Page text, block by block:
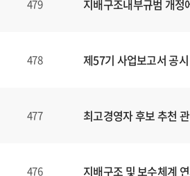
479 지배구조내부규범 개정
478 제57기 사업보고서 공시
477 최고경영자 후보 추천
476 지배구조 및 보수체계